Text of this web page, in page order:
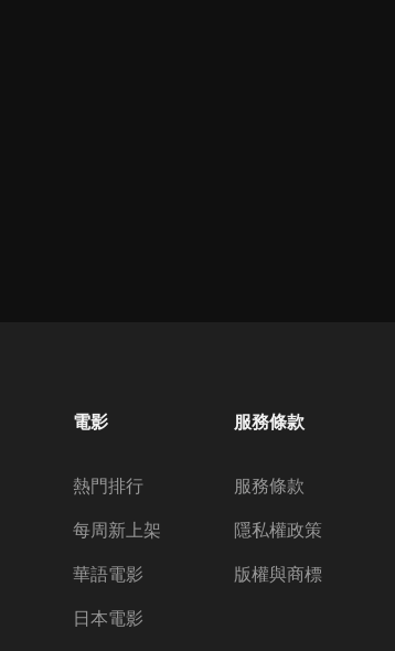
電影
熱門排行
每周新上架
華語電影
日本電影
服務條款
服務條款
隱私權政策
版權與商標